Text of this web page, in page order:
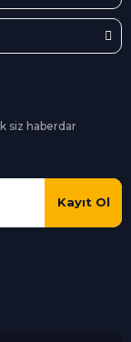
siz haberdar
Kayıt Ol